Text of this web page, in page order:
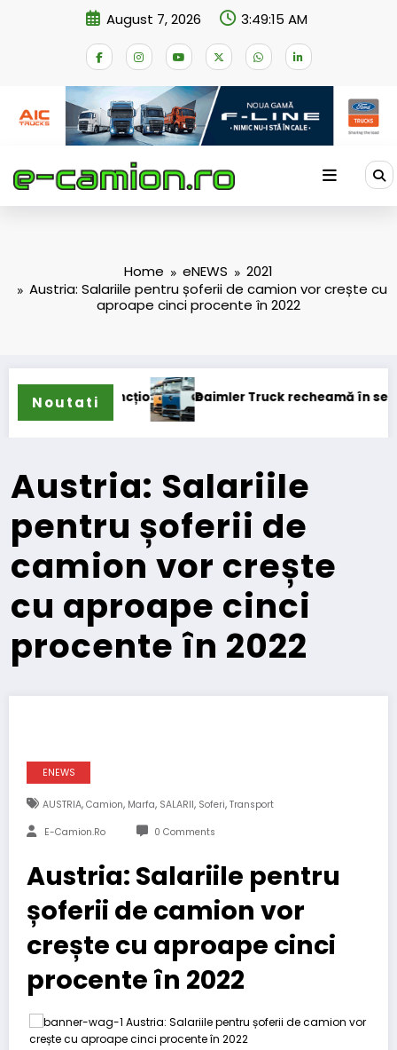
August 7, 2026 3:49:15 AM
Home eNEWS
2021
Austria: Salariile pentru șoferii de camion vor crește cu
aproape cinci procente în 2022
NoutatiDaimler Truck recheamă în service peste
Austria: Salariile
pentru șoferii de
camion vor crește
cu aproape cinci
procente în 2022
ENEWS
AUSTRIA, Camion, Marfa, SALARII, Soferi, Transport
E-Camion.ro 0 Comments
Austria: Salariile pentru
șoferii de camion vor
crește cu aproape cinci
procente în 2022